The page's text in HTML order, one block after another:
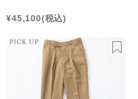
¥45,100(税込)